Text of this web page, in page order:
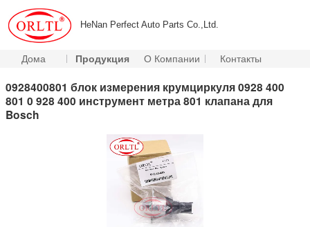
HeNan Perfect Auto Parts Co.,Ltd.
Дома Продукция О Компании Контакты
0928400801 блок измерения крумциркуля 0928 400
801 0 928 400 инструмент метра 801 клапана для
Bosch